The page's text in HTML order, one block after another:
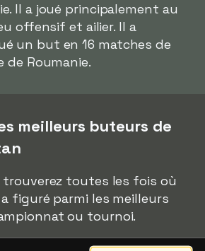
Il a joué principalement au
offensif et ailier. Il a
un but en 16 matches de
de Roumanie.
meilleurs buteurs de
trouverez toutes les fois où
figuré parmi les meilleurs
ou tournoi.